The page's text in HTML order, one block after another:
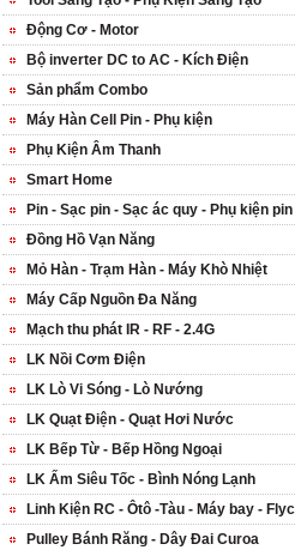
Động Cơ - Motor
Bộ inverter DC to AC - Kích Điện
Sản phẩm Combo
Máy Hàn Cell Pin - Phụ kiện
Phụ Kiện Âm Thanh
Smart Home
Pin - Sạc pin - Sạc ác quy - Phụ kiện pin
Đồng Hồ Vạn Năng
Mỏ Hàn - Trạm Hàn - Máy Khò Nhiệt
Máy Cấp Nguồn Đa Năng
Mạch thu phát IR - RF - 2.4G
LK Nồi Cơm Điện
LK Lò Vi Sóng - Lò Nướng
LK Quạt Điện - Quạt Hơi Nước
LK Bếp Từ - Bếp Hồng Ngoại
LK Ấm Siêu Tốc - Bình Nóng Lạnh
Linh Kiện RC - Ôtô -Tàu - Máy bay -
Pulley Bánh Răng - Dây Đai Curoa